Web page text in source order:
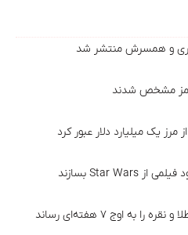
و همسرش منتشر شد
مشخص شدند
اوج ۷ هفته‌ای رساند